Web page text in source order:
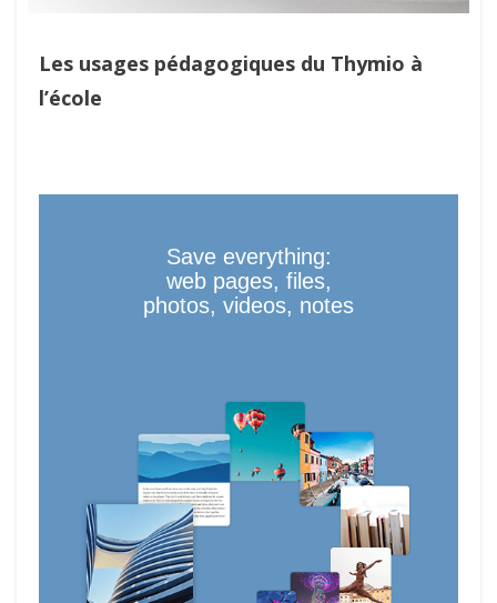
Les usages pédagogiques du Thymio à
l’école